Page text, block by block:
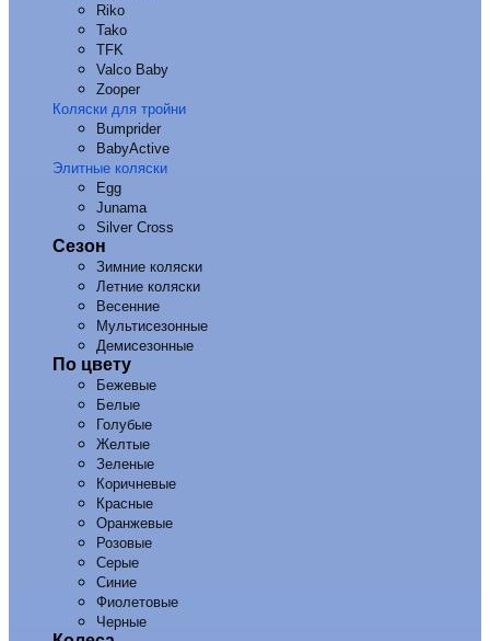
Riko
Tako
TFK
Valco Baby
Zooper
Коляски для тройни
Bumprider
BabyActive
Элитные коляски
Egg
Junama
Silver Cross
Сезон
Зимние коляски
Летние коляски
Весенние
Мультисезонные
Демисезонные
По цвету
Бежевые
Белые
Голубые
Желтые
Зеленые
Коричневые
Красные
Оранжевые
Розовые
Серые
Синие
Фиолетовые
Черные